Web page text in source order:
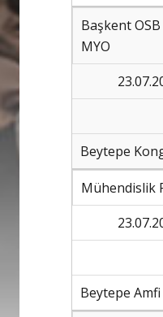
Başkent
MYO
Beytepe
Mühendislik
Beytepe